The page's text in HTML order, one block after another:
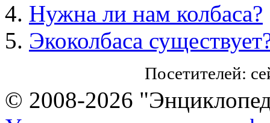
Нужна ли нам колбаса?
Экоколбаса
Посетителей:
© 2008-2026